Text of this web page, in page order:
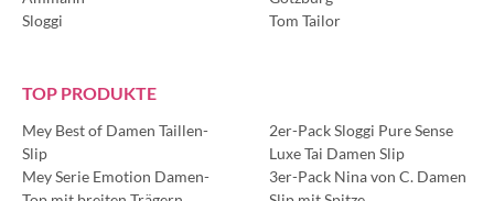
Sloggi
Tom Tailor
TOP PRODUKTE
Mey Best of Damen Taillen-
Slip
Mey Serie Emotion Damen-
2er-Pack Sloggi Pure Sense
Luxe Tai Damen Slip
3er-Pack Nina von C. Damen